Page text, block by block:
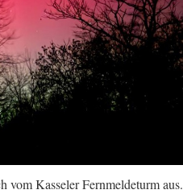
vom Kasseler Fernmeldeturm aus.